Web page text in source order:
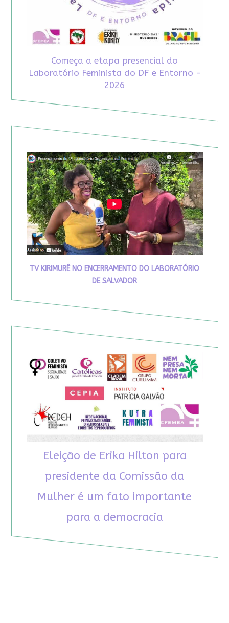
Começa a etapa presencial do
Laboratório Feminista do DF e Entorno -
2026
TV KIRIMURÊ NO ENCERRAMENTO DO LABORATÓRIO
DE SALVADOR
Eleição de Erika Hilton para
presidente da Comissão da
Mulher é um fato importante
para a democracia